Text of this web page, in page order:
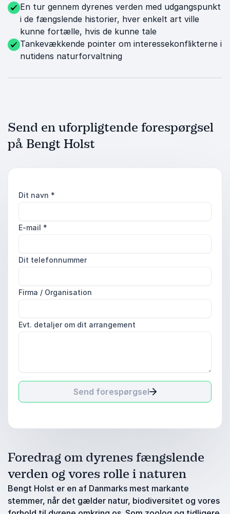
En tur gennem dyrenes verden med udgangspunkt
i de fængslende historier, hver enkelt art ville
kunne fortælle, hvis de kunne tale
Tankevækkende pointer om interessekonflikterne i
nutidens naturforvaltning
Send en uforpligtende forespørgsel
på Bengt Holst
Dit navn *
E-mail *
Dit telefonnummer
Firma / Organisation
Evt. detaljer om dit arrangement
Send forespørgsel
Foredrag om dyrenes fængslende
verden og vores rolle i naturen
Bengt Holst er en af Danmarks mest markante
stemmer, når det gælder natur, biodiversitet og vores